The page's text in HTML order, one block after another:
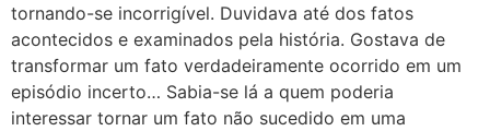
tornando-se incorrigível. Duvidava até dos fatos
acontecidos e examinados pela história. Gostava de
transformar um fato verdadeiramente ocorrido em um
episódio incerto… Sabia-se lá a quem poderia
interessar tornar um fato não sucedido em uma